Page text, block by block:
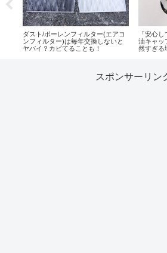
ダスト/ポーレンフィルター(エアコ
ンフィルター)は毎年交換しないと
ヤバイ？カビてることも！
「安心
油キャッ
然すぎる
スポンサーリン